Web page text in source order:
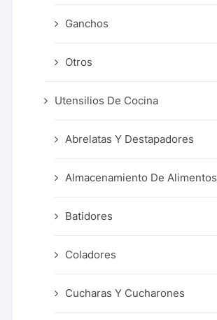
Ganchos
Otros
Utensilios De Cocina
Abrelatas Y Destapadores
Almacenamiento De Alimentos
Batidores
Coladores
Cucharas Y Cucharones